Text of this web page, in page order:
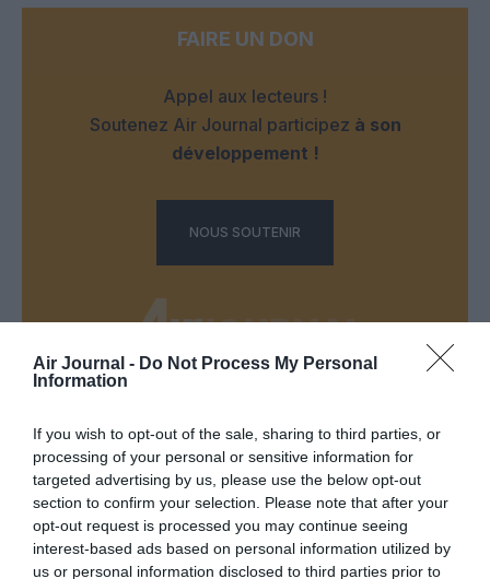
Air Journal - Do Not Process My Personal
Information
If you wish to opt-out of the sale, sharing to third parties, or
processing of your personal or sensitive information for
targeted advertising by us, please use the below opt-out
section to confirm your selection. Please note that after your
opt-out request is processed you may continue seeing
interest-based ads based on personal information utilized by
us or personal information disclosed to third parties prior to
FAIRE UN DON
Appel aux lecteurs !
Soutenez Air Journal participez à son
développement !
NOUS SOUTENIR
Autre ligne espérée :
a commenté l'article :
Bruxelles–Porto : Transavia ouvre une nouvelle liaison
loisirs à partir de décembre 2026